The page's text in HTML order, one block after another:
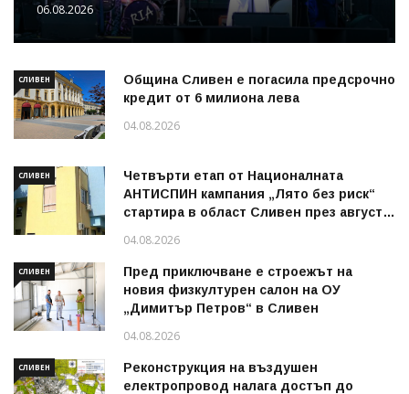
06.08.2026
СЛИВЕН
Община Сливен е погасила предсрочно
кредит от 6 милиона лева
04.08.2026
СЛИВЕН
Четвърти етап от Националната
АНТИСПИН кампания „Лято без риск“
стартира в област Сливен през август
04.08.2026
СЛИВЕН
Пред приключване е строежът на
новия физкултурен салон на ОУ
„Димитър Петров“ в Сливен
04.08.2026
СЛИВЕН
Реконструкция на въздушен
електропровод налага достъп до